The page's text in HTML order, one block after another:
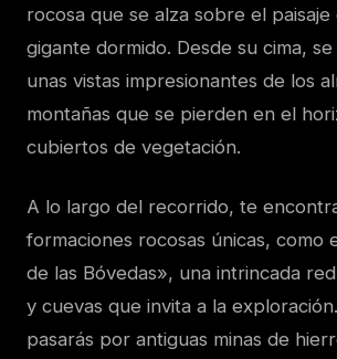
rocosa que se alza sobre el paisaje
gigante dormido. Desde su cima,
unas vistas impresionantes de los
montañas que se pierden en el
cubiertos de vegetación.
A lo largo del recorrido, te
formaciones rocosas únicas, como
de las Bóvedas», una intrincada
y cuevas que invita a la
pasarás por antiguas minas de